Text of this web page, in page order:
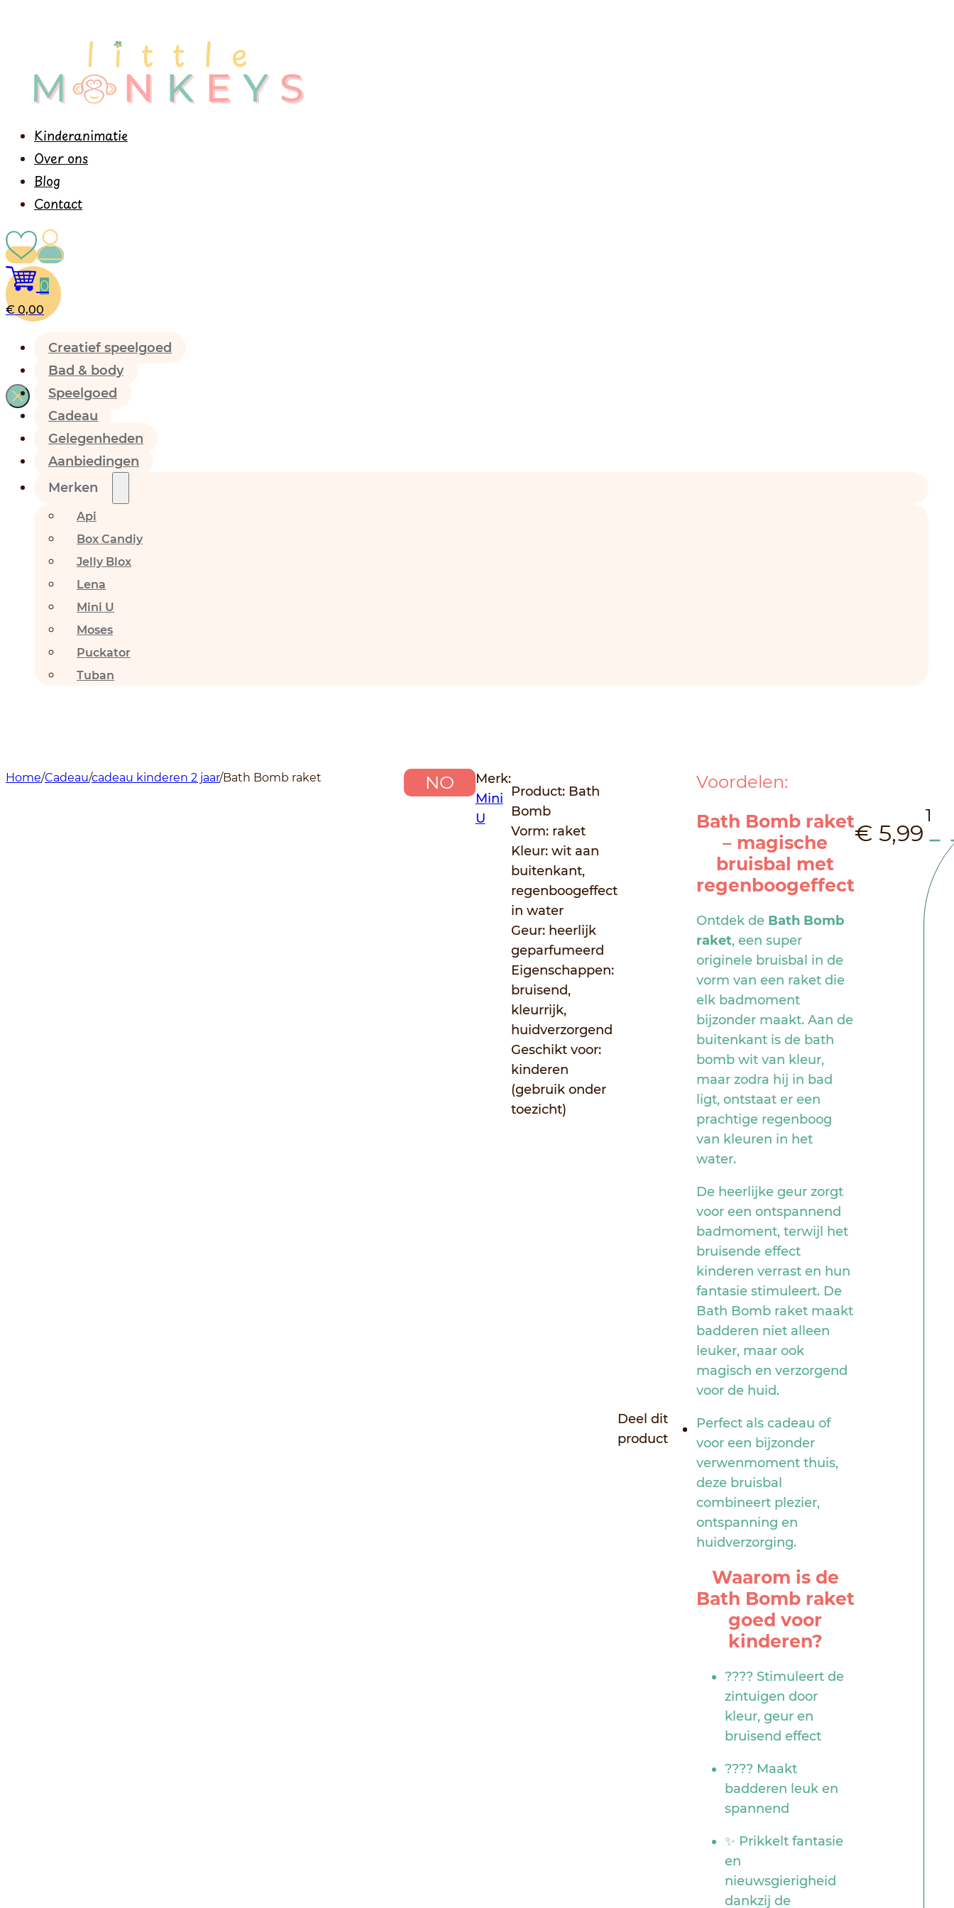
Kinderanimatie
Over ons
Blog
Contact
0
€ 0,00
Creatief speelgoed
Bad & body
Speelgoed
Cadeau
Gelegenheden
Aanbiedingen
Merken
Api
Box Candiy
Jelly Blox
Lena
Mini U
Moses
Puckator
Tuban
Home/Cadeau/cadeau kinderen 2 jaar/Bath Bomb raket NO
Merk:
Mini
U
Product: Bath
Bomb
Vorm: raket
Kleur: wit aan
buitenkant,
regenboogeffect
in water
Geur: heerlijk
geparfumeerd
Eigenschappen:
bruisend,
kleurrijk,
huidverzorgend
Geschikt voor:
kinderen
(gebruik onder
toezicht)
Deel dit
product
Voordelen:
Bath Bomb raket
– magische
bruisbal met
regenboogeffect
Ontdek de Bath Bomb
raket, een super
originele bruisbal in de
vorm van een raket die
elk badmoment
bijzonder maakt. Aan de
buitenkant is de bath
bomb wit van kleur,
maar zodra hij in bad
ligt, ontstaat er een
prachtige regenboog
van kleuren in het
water.
De heerlijke geur zorgt
voor een ontspannend
badmoment, terwijl het
bruisende effect
kinderen verrast en hun
fantasie stimuleert. De
Bath Bomb raket maakt
badderen niet alleen
leuker, maar ook
magisch en verzorgend
voor de huid.
Perfect als cadeau of
voor een bijzonder
verwenmoment thuis,
deze bruisbal
combineert plezier,
ontspanning en
huidverzorging.
Waarom is de
Bath Bomb raket
goed voor
kinderen?
???? Stimuleert de
zintuigen door
kleur, geur en
bruisend effect
???? Maakt
badderen leuk en
spannend
✨ Prikkelt fantasie
en
nieuwsgierigheid
dankzij de
€ 5,99